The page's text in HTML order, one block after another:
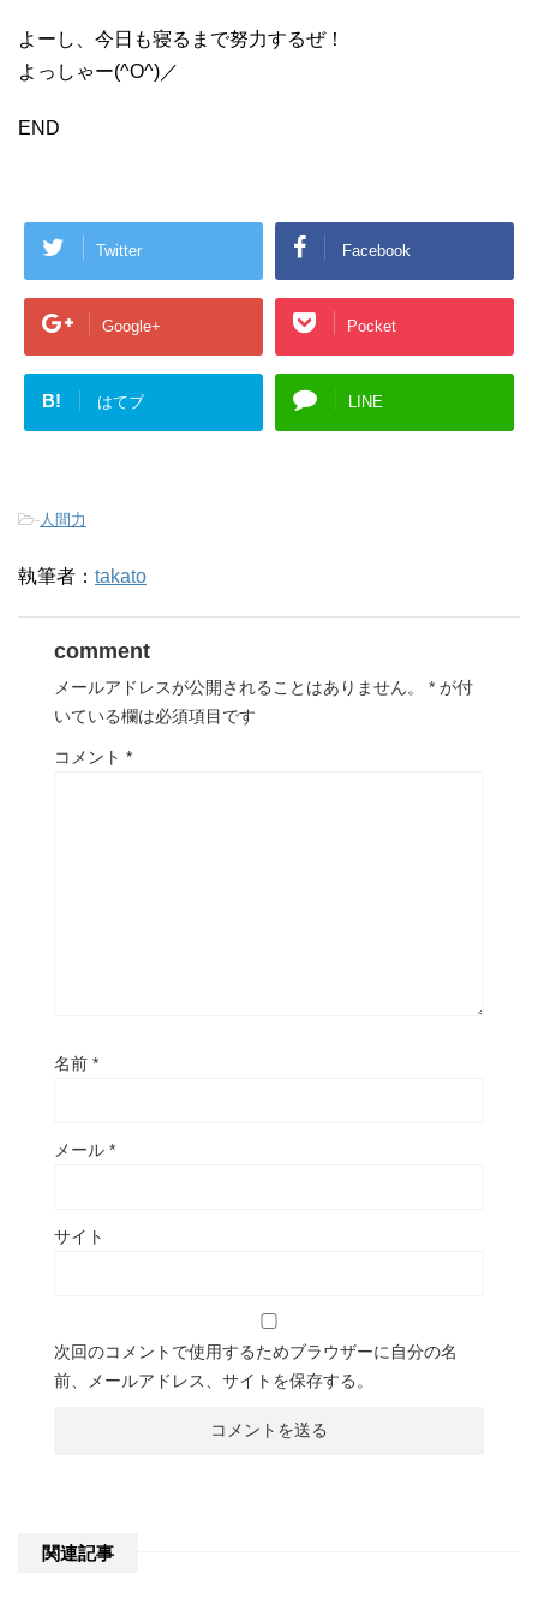
よーし、今日も寝るまで努力するぜ！
よっしゃー(^O^)／
END
Twitter Facebook
Google+ Pocket
B! はてブ LINE
- 人間力
執筆者： takato
comment
メールアドレスが公開されることはありません。 * が付
いている欄は必須項目です
コメント *
名前 *
メール *
サイト
次回のコメントで使用するためブラウザーに自分の名
前、メールアドレス、サイトを保存する。
関連記事